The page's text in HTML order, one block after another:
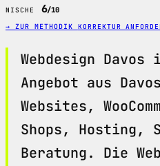
NISCHE 6/10
→ ZUR METHODIK KORREKTUR
Webdesign
Angebot aus
Websites,
Shops, Hosting,
Beratung. Die